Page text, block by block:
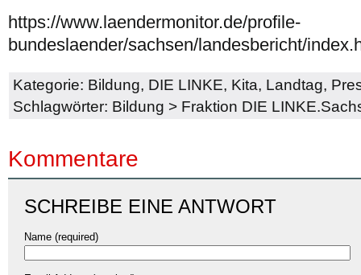
https://www.laendermonitor.de/profile-
bundeslaender/sachsen/landesbericht/
Kategorie: Bildung, DIE LINKE, Kita, Landtag,
Schlagwörter: Bildung > Fraktion DIE
Kommentare
SCHREIBE EINE ANTWORT
Name (required)